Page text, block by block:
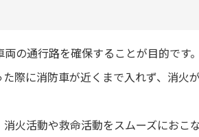
の通行路を確保することが目的です。
際に消防車が近くまで入れず、消火
火活動や救命活動をスムーズにおこ